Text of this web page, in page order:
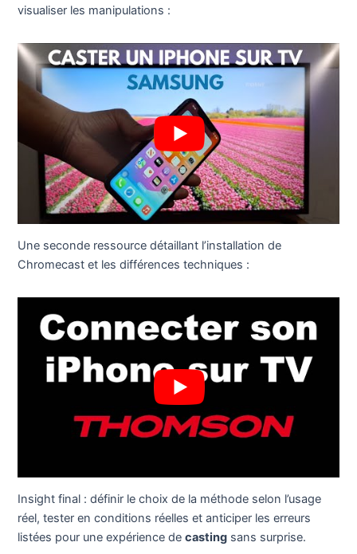
visualiser les manipulations :
Une seconde ressource détaillant l’installation de
Chromecast et les différences techniques :
Insight final : définir le choix de la méthode selon l’usage
réel, tester en conditions réelles et anticiper les erreurs
listées pour une expérience decasting sans surprise.